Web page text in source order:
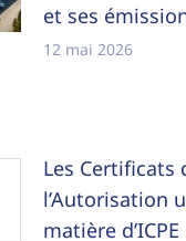
et ses
12 mai 2026
Les Certificats
l’Autorisation
matière d’ICPE